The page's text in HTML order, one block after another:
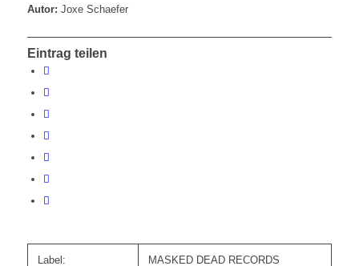
Autor: Joxe Schaefer
Eintrag teilen
Label: MASKED DEAD RECORDS